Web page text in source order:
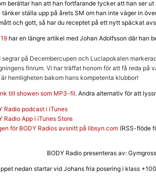
berättar han att han fortfarande tycker att han ser
tänker ställa upp på årets SM om han inte väger in
och gott, så har du receptet på ett nytt späckat
har en längre artikel med Johan Adolfsson där han
segrar på Decembercupen och Luciapokalen
finrum. Vi har träffat honom för att få reda på
är hemligheten bakom hans kompetenta klubbor!
till showen som MP3-fil. Andra alternativ för att
Radio podcast i iTunes
Radio App i iTunes Store
för BODY Radios avsnitt på libsyn.com (RSS-flöde
BODY Radio presenteras av:
nedan startar vid Johans fria posering i klass